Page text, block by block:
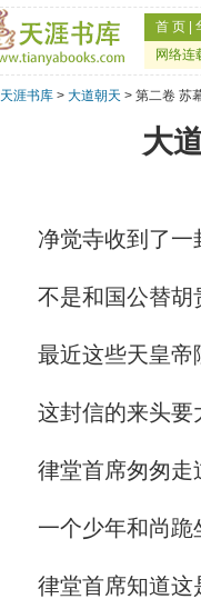
首 页
网络连
天涯书库 > 大道朝天 > 第二卷 苏
大
净觉寺收到了一
不是和国公替胡
最近这些天皇帝
这封信的来头要
律堂首席匆匆走
一个少年和尚跪
律堂首席知道这